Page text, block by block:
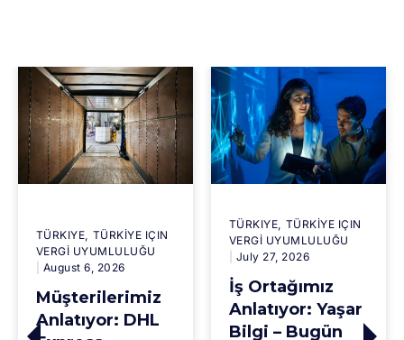
TÜRKIYE TÜRKİYE IÇIN
VERGİ UYUMLULUĞU
August 6, 2026
Müşterilerimiz
Anlatıyor: DHL
TÜRKIYE TÜRKİYE IÇIN
VERGİ UYUMLULUĞU
July 27, 2026
İş Ortağımız
Anlatıyor: Yaşar
Bilgi – Bugün